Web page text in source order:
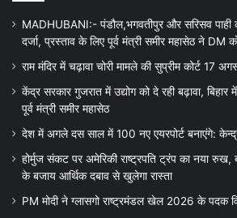
MADHUBANI:- पंडौल,भगवतीपुर और सरिसव पाही
दर्जा, प्रस्ताव के लिए पूर्व मंत्री समीर महासेठ ने DM
राम मंदिर में चढ़ावा चोरी मामले की सुप्रीम कोर्ट 17
केंद्र सरकार गुजरात में उद्योग को दे रही बढ़ावा, बिहार
पूर्व मंत्री समीर महासेठ
देश में अगले दस साल में 100 नए एयरपोर्ट बनाएंगे:
होर्मुज संकट पर अमेरिकी राष्ट्रपति ट्रंप का नया रुख,
के बजाय आर्थिक दबाव से खुलेगा रास्ता
PM मोदी ने ग्लासगो राष्ट्रमंडल खेल 2026 के पदक